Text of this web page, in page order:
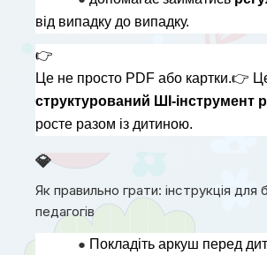
від випадку до випадку.
👉
Це не просто PDF або картки.👉
структурований ШІ-інструмент
росте разом із дитиною.
💎
Як правильно грати: інструкція для
педагогів
● Покладіть аркуш перед